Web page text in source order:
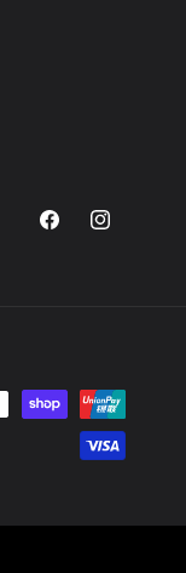
FacebookInstagram